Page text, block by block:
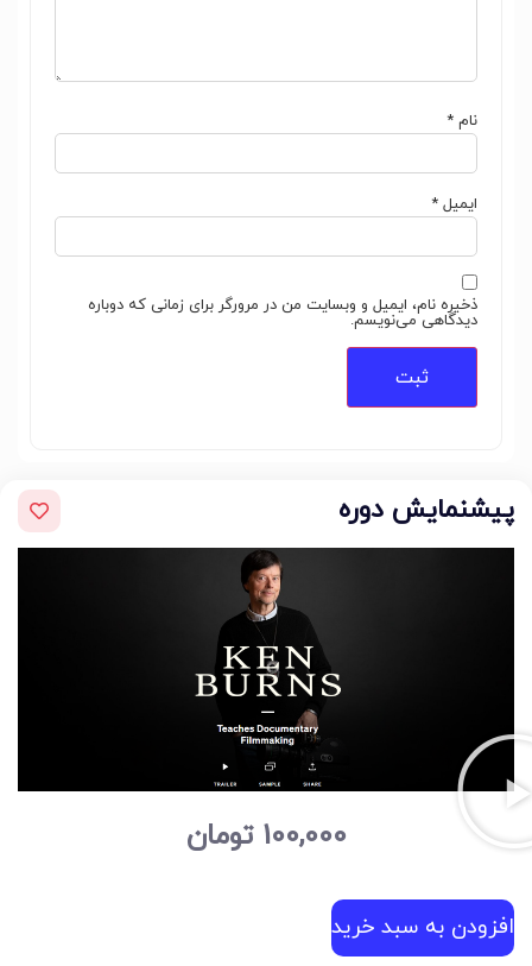
نام *
ایمیل *
ذخیره نام، ایمیل و وبسایت من در مرورگر برای زمانی که دوباره
دیدگاهی می‌نویسم.
پیشنمایش دوره
100,000 تومان
افزودن به سبد خرید